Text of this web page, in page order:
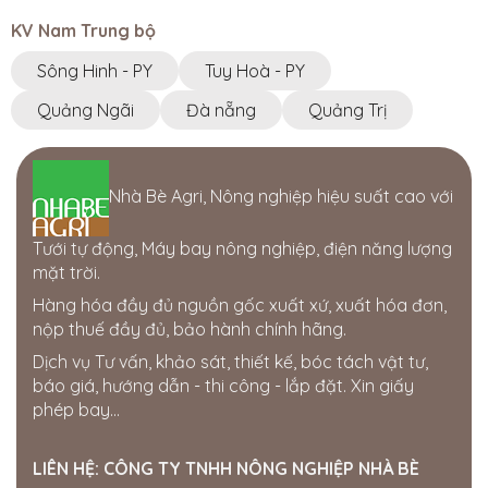
CÔNG TY TNHH GIẢI PHÁP CÔNG NGHỆ
ỨNG DỤNG
Đồng Tháp
386 hùng vương. thị trấn phú thiện. huyện phú thiện.
tỉnh gia lai
0963750153
Cửa hàng Gia Bách
Ấp 7, xã Xuân Tay, Cẩm Mỹ, Đồng Nai, Việt Nam
0343954508
Thế giới điện nước Đắk Nông
205 Quang Trung, Phường Nghĩa Tân, Gia Nghĩa, Đắk
Nông
KV Nam Trung bộ
Sông Hinh - PY
Tuy Hoà - PY
Quảng Ngãi
Đà nẵng Quảng Trị
Nhà Bè Agri, Nông nghiệp hiệu suất cao với
Tưới tự động, Máy bay nông nghiệp, điện năng lượng
mặt trời.
Hàng hóa đầy đủ nguồn gốc xuất xứ, xuất hóa đơn,
nộp thuế đầy đủ, bảo hành chính hãng.
Dịch vụ Tư vấn, khảo sát, thiết kế, bóc tách vật tư,
báo giá, hướng dẫn - thi công - lắp đặt. Xin giấy
phép bay...
LIÊN HỆ: CÔNG TY TNHH NÔNG NGHIỆP NHÀ BÈ